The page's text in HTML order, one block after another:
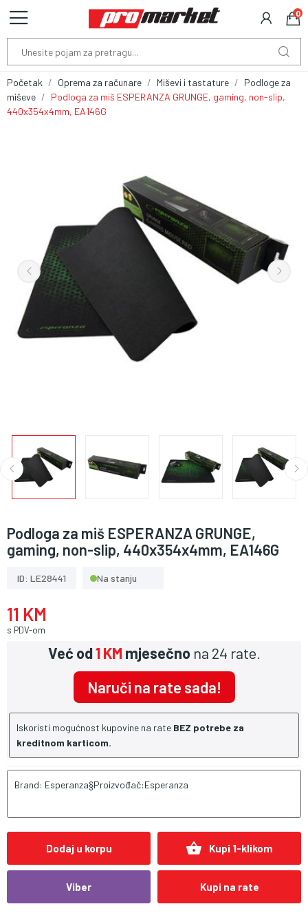
0
Početak Oprema za računare Miševi i tastature
Podloge za
miševe
Podloga za miš ESPERANZA GRUNGE, gaming, non-slip,
440x354x4mm, EA146G
Podloga za miš ESPERANZA GRUNGE,
gaming, non-slip, 440x354x4mm, EA146G
ID: LE28441 Na stanju
11 KM
s PDV-om
Već od1 KM mjesečno na 24 rate.
Naruči na rate sada!
Iskoristi mogućnost kupovine na rate BEZ potrebe za
kreditnom karticom.
Brand: Esperanza§Proizvođač:Esperanza
Dodaj u korpu shopping_basket Kupi 1-klikom
Viber Kupi na rate